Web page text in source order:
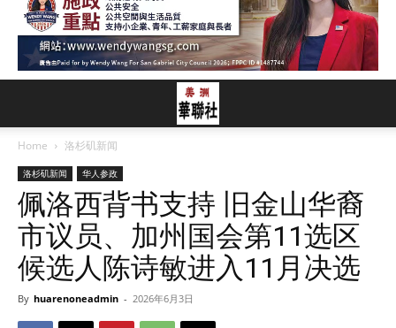
Home 洛杉矶新闻
洛杉矶新闻 华人参政
佩洛西背书支持 旧金山华裔
市议员、加州国会第11选区
候选人陈诗敏进入11月决选
By huarenoneadmin - 2026年6月3日